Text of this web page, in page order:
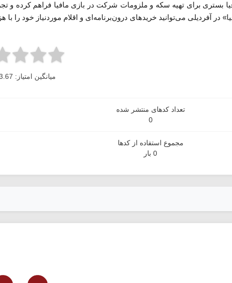
بستری برای تهیه سکه و ملزومات شرکت در بازی مافیا فراهم کرده و
در آفردیلی می‌توانید خریدهای درون‌برنامه‌ای و اقلام موردنیاز خود را با
میانگین امتیاز: 3.67 از 5
تعداد کدهای منتشر شده
0
مجموع استفاده از کدها
0 بار